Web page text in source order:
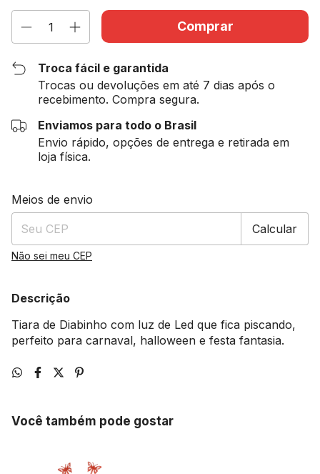
Troca fácil e garantida
Trocas ou devoluções em até 7 dias após o
recebimento. Compra segura.
Enviamos para todo o Brasil
Envio rápido, opções de entrega e retirada em
loja física.
Entregas para o CEP:
Meios de envio
Calcular
Não sei meu CEP
Descrição
Tiara de Diabinho com luz de Led que fica piscando,
perfeito para carnaval, halloween e festa fantasia.
Você também pode gostar